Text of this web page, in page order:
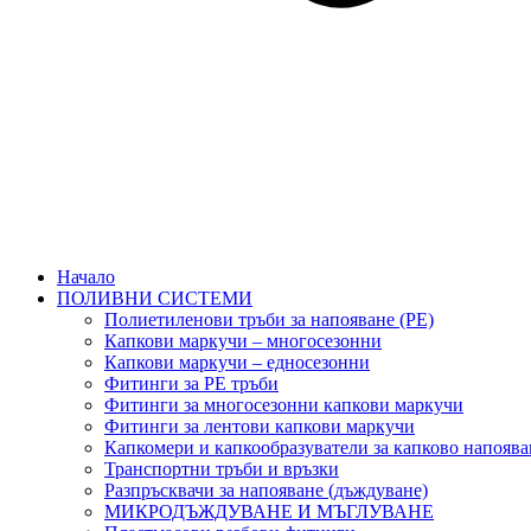
Начало
ПОЛИВНИ СИСТЕМИ
Полиетиленови тръби за напояване (PE)
Капкови маркучи – многосезонни
Капкови маркучи – едносезонни
Фитинги за PE тръби
Фитинги за многосезонни капкови маркучи
Фитинги за лентови капкови маркучи
Капкомери и капкообразуватели за капково
Транспортни тръби и връзки
Разпръсквачи за напояване (дъждуване)
МИКРОДЪЖДУВАНЕ И МЪГЛУВАНЕ